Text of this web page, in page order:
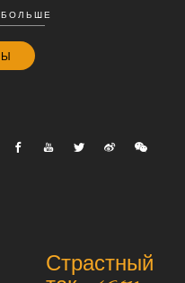
Страстный